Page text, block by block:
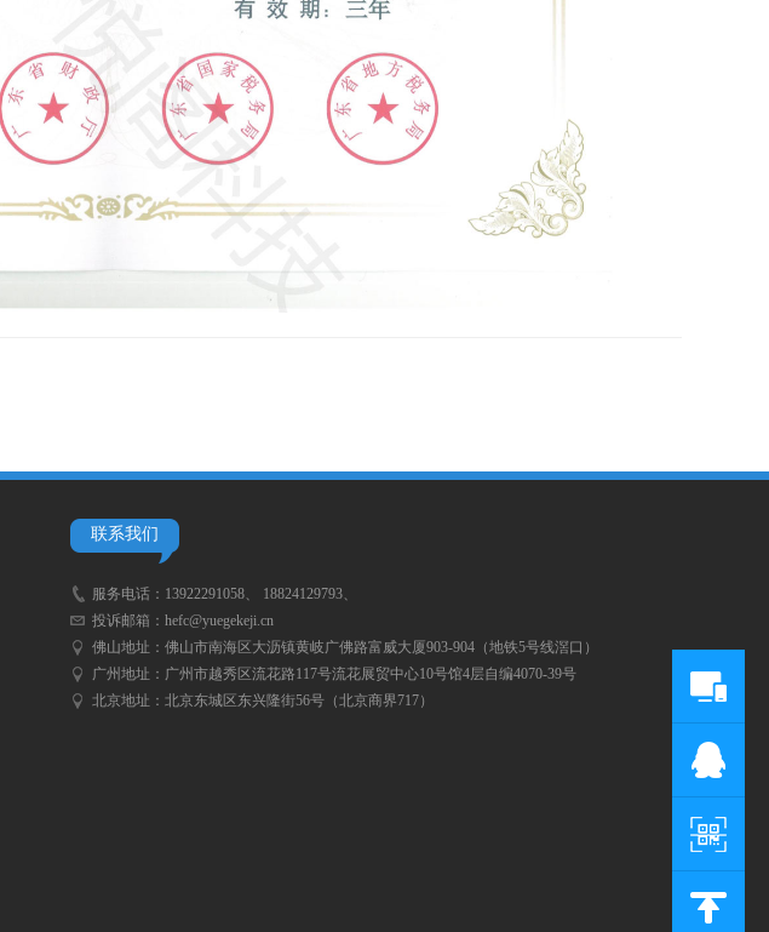
联系我们
服务电话： 13922291058、 18824129793、
投诉邮箱： hefc@yuegekeji.cn
佛山地址： 佛山市南海区大沥镇黄岐广佛路富威大厦903-904（地铁5号线滘口）
广州地址： 广州市越秀区流花路117号流花展贸中心10号馆4层自编4070-39号
北京地址： 北京东城区东兴隆街56号（北京商界717）